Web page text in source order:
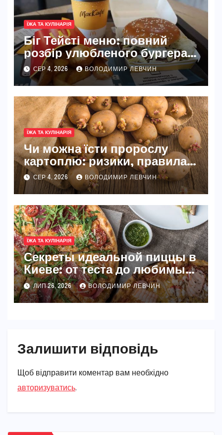
ЇЖА ТА КУЛІНАРІЯ
Біг Тейсті меню: повний
розбір улюбленого бургера
McDonald’s
СЕР 4, 2026 ВОЛОДИМИР ЛЕВЧИН
ЇЖА ТА КУЛІНАРІЯ
Чи можна їсти пророслу
картоплю: ризики, правила
та безпечні способи
СЕР 4, 2026 ВОЛОДИМИР ЛЕВЧИН
ЇЖА ТА КУЛІНАРІЯ
Секреты идеальной пиццы в
Киеве: от теста до любимых
начинок
ЛИП 26, 2026 ВОЛОДИМИР ЛЕВЧИН
Залишити відповідь
Щоб відправити коментар вам необхідно
авторизуватись.